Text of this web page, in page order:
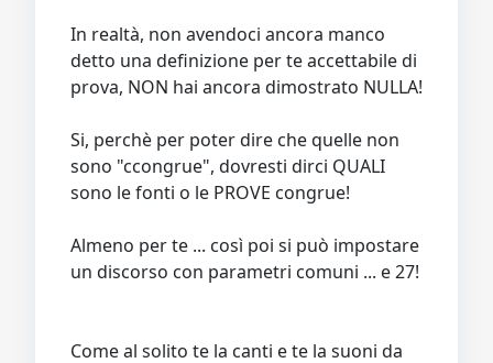
In realtà, non avendoci ancora manco
detto una definizione per te accettabile di
prova, NON hai ancora dimostrato NULLA!
Si, perchè per poter dire che quelle non
sono "ccongrue", dovresti dirci QUALI
sono le fonti o le PROVE congrue!
Almeno per te ... così poi si può impostare
un discorso con parametri comuni ... e 27!
Come al solito te la canti e te la suoni da